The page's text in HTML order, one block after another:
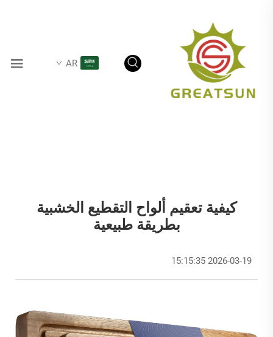
AR
كيفية تعقيم ألواح التقطيع الخشبية
بطريقة طبيعية
2026-03-19 15:15:35